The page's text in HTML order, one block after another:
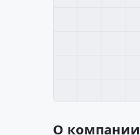
О компании